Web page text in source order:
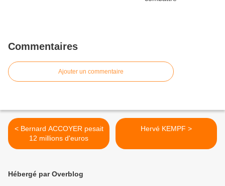
Commentaires
Ajouter un commentaire
< Bernard ACCOYER pesait
12 millions d'euros
Hervé KEMPF >
Hébergé par Overblog